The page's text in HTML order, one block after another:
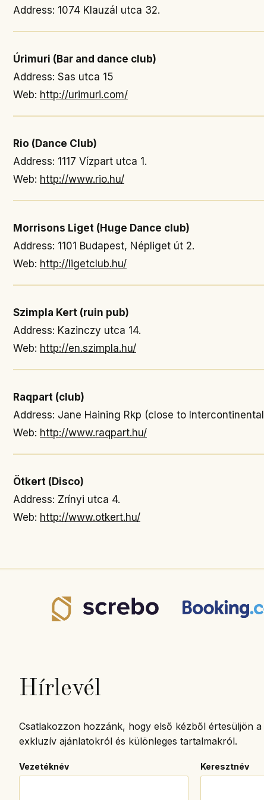
Address: 1074 Klauzál utca 32.
Úrimuri (Bar and dance club)
Address: Sas utca 15
Web: http://urimuri.com/
Rio (Dance Club)
Address: 1117 Vízpart utca 1.
Web: http://www.rio.hu/
Morrisons Liget (Huge Dance club)
Address: 1101 Budapest, Népliget út 2.
Web: http://ligetclub.hu/
Szimpla Kert (ruin pub)
Address: Kazinczy utca 14.
Web: http://en.szimpla.hu/
Raqpart (club)
Address: Jane Haining Rkp (close to
Web: http://www.raqpart.hu/
Ötkert (Disco)
Address: Zrínyi utca 4.
Web: http://www.otkert.hu/
Hírlevél
Csatlakozzon hozzánk, hogy első kézből értesüljön
exkluzív ajánlatokról és különleges tartalmakról.
Vezetéknév Keresztnév